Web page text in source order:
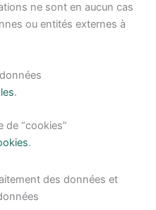
ne sont en aucun cas
ou entités externes à
.
de “cookies”
.
des données et